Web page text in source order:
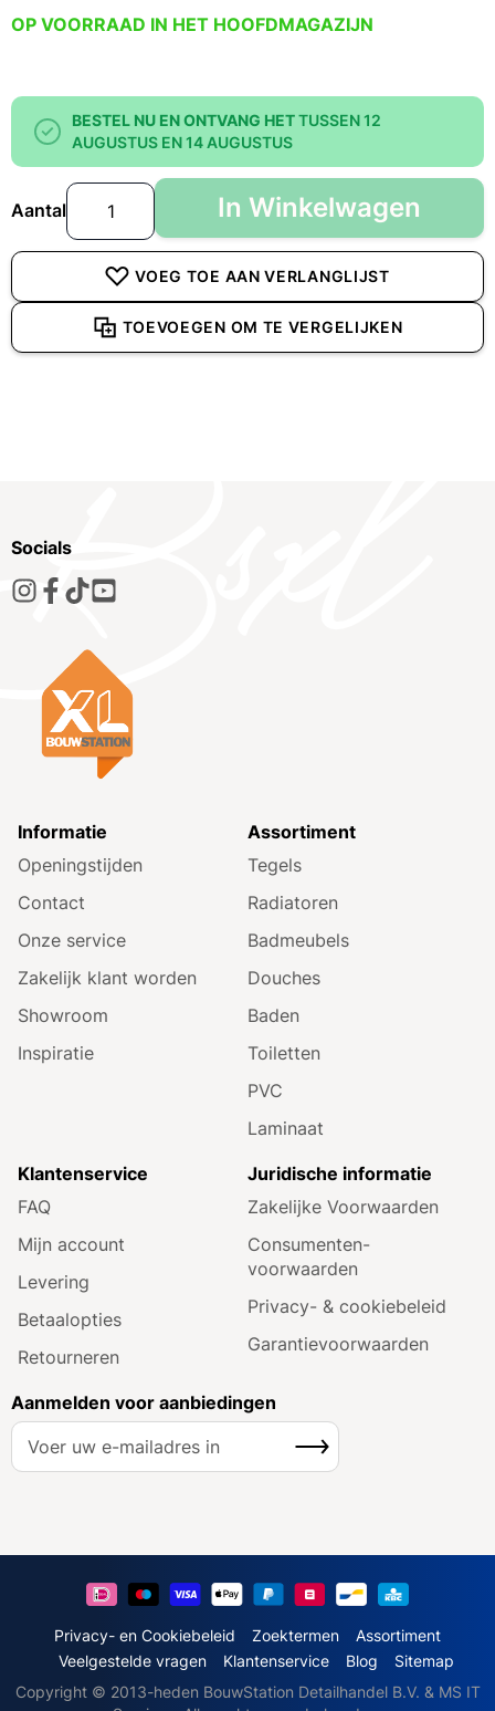
OP VOORRAAD IN HET HOOFDMAGAZIJN
BESTEL NU EN ONTVANG HETTUSSEN 12
AUGUSTUS EN 14 AUGUSTUS
Aantal In Winkelwagen
VOEG TOE AAN VERLANGLIJST
TOEVOEGEN OM TE VERGELIJKEN
Socials
Informatie
Openingstijden
Contact
Onze service
Zakelijk klant worden
Showroom
Inspiratie
Assortiment
Tegels
Radiatoren
Badmeubels
Douches
Baden
Toiletten
PVC
Laminaat
Klantenservice
FAQ
Mijn account
Levering
Betaalopties
Retourneren
Juridische informatie
Zakelijke Voorwaarden
Consumenten­
voorwaarden
Privacy- & cookiebeleid
Garantie­voorwaarden
Aanmelden voor aanbiedingen
A
e
o
Inschrijven
Privacy- en Cookiebeleid Zoektermen
Assortiment
Veelgestelde vragen
Klantenservice Blog
Sitemap
Copyright © 2013-heden BouwStation Detailhandel B.V. & MS IT